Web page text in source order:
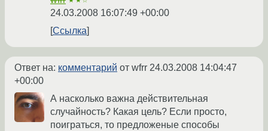
24.03.2008 16:07:49 +00:00
Ссылка
Ответ на: комментарий от wfrr 24.03.2008 14:04:47
+00:00
А насколько важна действительная
случайность? Какая цель? Если просто,
поиграться, то предложеные способы